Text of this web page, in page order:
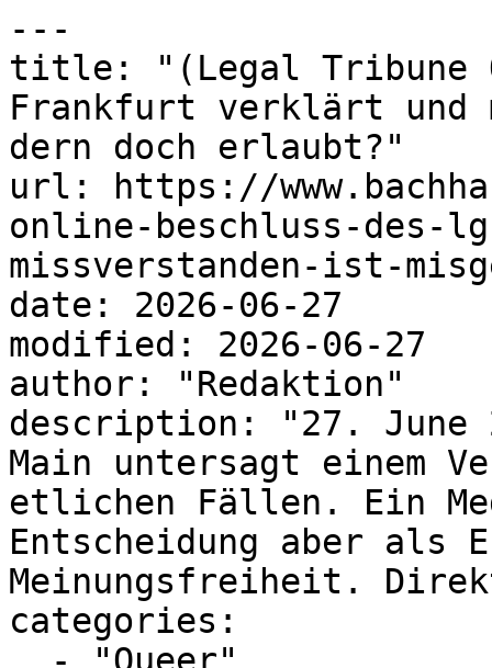
---
title: "(Legal Tribune
Frankfurt verklärt und
dern doch erlaubt?"
url: https://
online-beschluss-
missverstanden-ist-
date: 2026-06-27
modified: 2026-06-27
author: "Redaktion"
description: "27. June
Main untersagt einem
etlichen Fällen. Ein
Entscheidung aber
Meinungsfreiheit.
categories: